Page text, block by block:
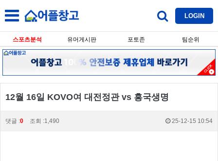
LOGIN
스포츠분석 유머게시판 포토존 팀순위
12월 16일 KOVO여 대전정관 vs 흥국생명
댓글 :0 조회 :1,490 25-12-15 10:54